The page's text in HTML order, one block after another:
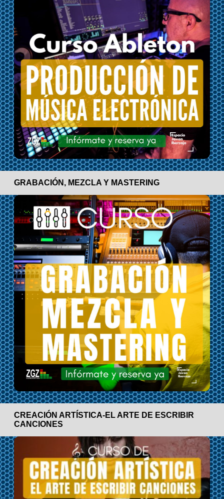
GRABACIÓN, MEZCLA Y MASTERING
CREACIÓN ARTÍSTICA-EL ARTE DE ESCRIBIR
CANCIONES